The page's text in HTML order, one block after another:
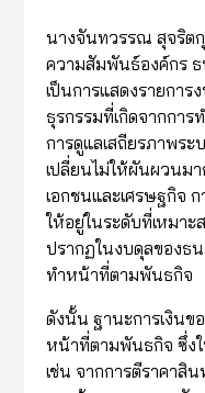
นางจันทวรรณ สุจริต
ความสัมพันธ์องค์กร ธ
เป็นการแสดงรายการ
ธุรกรรมที่เกิดจากกา
การดูแลเสถียรภาพระ
เปลี่ยนไม่ให้ผันผวนม
เอกชนและเศรษฐกิจ
ให้อยู่ในระดับที่เหมา
ปรากฏในงบดุลของธน
ทำหน้าที่ตามพันธกิจ
ดังนั้น ฐานะการเงินข
หน้าที่ตามพันธกิจ ซึ่งใ
เช่น จากการตีราคาสิ